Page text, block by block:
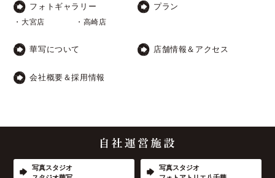
フォトギャラリー
・大宮店 ・高崎店
プラン
華写について 店舗情報＆アクセス
会社概要＆採用情報
写真スタジオ
写真スタジオ